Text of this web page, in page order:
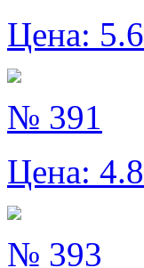
Цена: 5.6
№ 391
Цена: 4.8
№ 393